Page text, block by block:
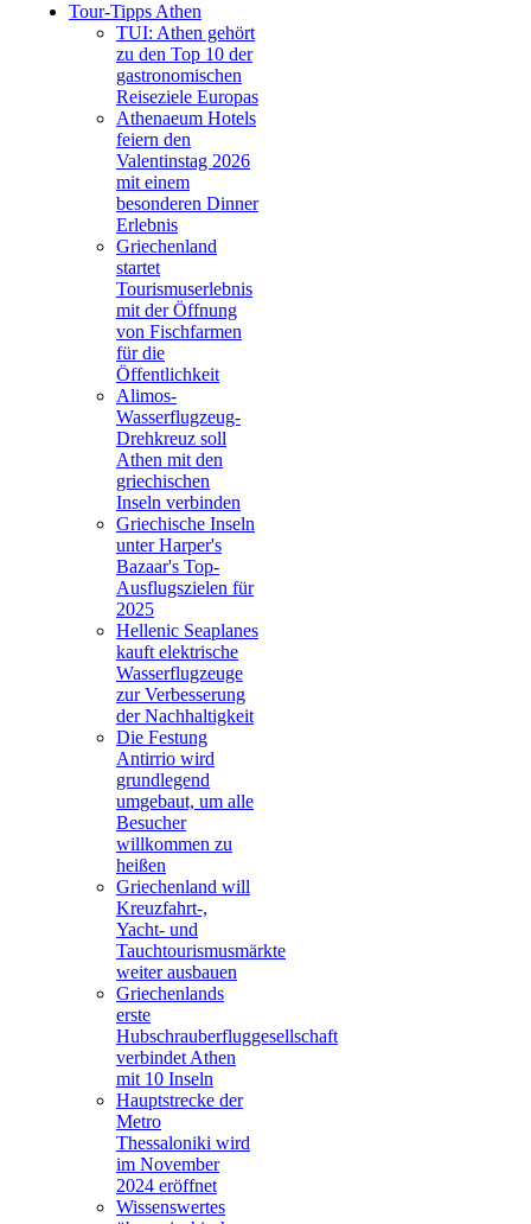
Tour-Tipps Athen
TUI: Athen gehört
zu den Top 10 der
gastronomischen
Reiseziele Europas
Athenaeum Hotels
feiern den
Valentinstag 2026
mit einem
besonderen Dinner
Erlebnis
Griechenland
startet
Tourismuserlebnis
mit der Öffnung
von Fischfarmen
für die
Öffentlichkeit
Alimos-
Wasserflugzeug-
Drehkreuz soll
Athen mit den
griechischen
Inseln verbinden
Griechische Inseln
unter Harper's
Bazaar's Top-
Ausflugszielen für
2025
Hellenic Seaplanes
kauft elektrische
Wasserflugzeuge
zur Verbesserung
der Nachhaltigkeit
Die Festung
Antirrio wird
grundlegend
umgebaut, um alle
Besucher
willkommen zu
heißen
Griechenland will
Kreuzfahrt-,
Yacht- und
Tauchtourismusmärkte
weiter ausbauen
Griechenlands
erste
Hubschrauberfluggesellschaft
verbindet Athen
mit 10 Inseln
Hauptstrecke der
Metro
Thessaloniki wird
im November
2024 eröffnet
Wissenswertes